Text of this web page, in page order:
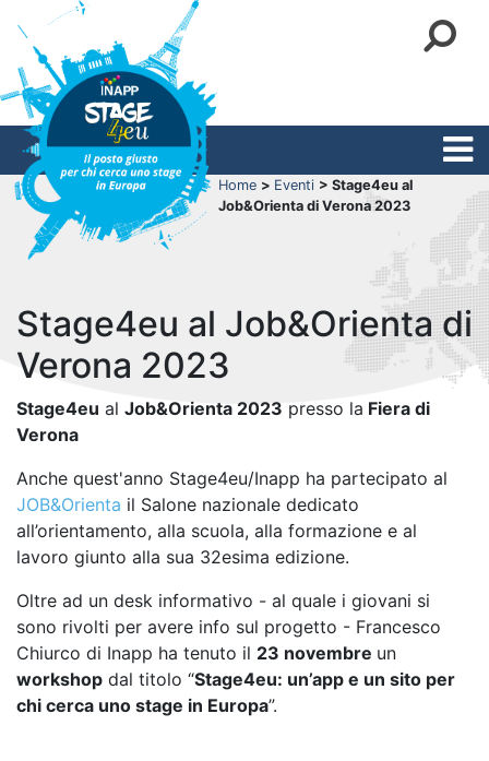
Home > Eventi > Stage4eu al
Job&Orienta di Verona 2023
Stage4eu al Job&Orienta di
Verona 2023
Stage4eu al Job&Orienta 2023 presso la Fiera di
Verona
Anche quest'anno Stage4eu/Inapp ha partecipato al
JOB&Orienta il Salone nazionale dedicato
all’orientamento, alla scuola, alla formazione e al
lavoro giunto alla sua 32esima edizione.
Oltre ad un desk informativo - al quale i giovani si
sono rivolti per avere info sul progetto - Francesco
Chiurco di Inapp ha tenuto il 23 novembre un
workshop dal titolo “Stage4eu: un’app e un sito per
chi cerca uno stage in Europa”.